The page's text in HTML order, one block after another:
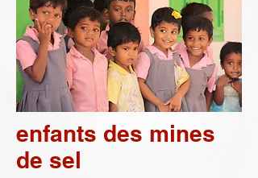
enfants des mines
de sel